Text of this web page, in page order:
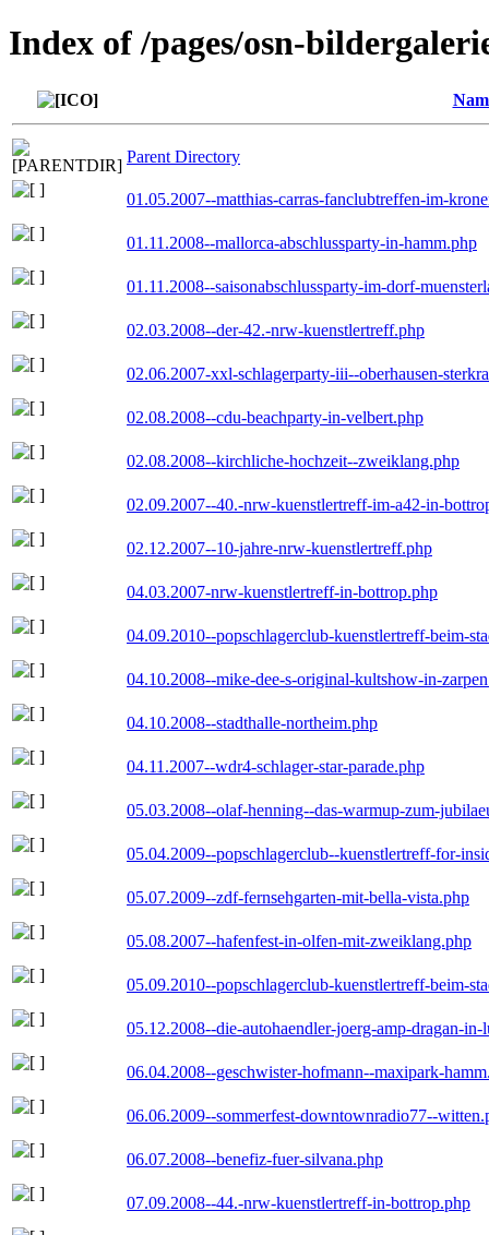
Index of /pages/osn-
Parent Directory
01.05.2007--matthias-carras-fanclubtreffen-im-
01.11.2008--mallorca-abschlussparty-in-hamm.php
01.11.2008--saisonabschlussparty-im-dorf-
02.03.2008--der-42.-nrw-kuenstlertreff.php
02.06.2007-xxl-schlagerparty-iii--oberhausen-
02.08.2008--cdu-beachparty-in-velbert.php
02.08.2008--kirchliche-hochzeit--zweiklang.php
02.09.2007--40.-nrw-kuenstlertreff-im-a42-in-
02.12.2007--10-jahre-nrw-kuenstlertreff.php
04.03.2007-nrw-kuenstlertreff-in-bottrop.php
04.09.2010--popschlagerclub-kuenstlertreff-beim-
04.10.2008--mike-dee-s-original-kultshow-in-
04.10.2008--stadthalle-northeim.php
04.11.2007--wdr4-schlager-star-parade.php
05.03.2008--olaf-henning--das-warmup-zum-
05.04.2009--popschlagerclub--kuenstlertreff-for-
05.07.2009--zdf-fernsehgarten-mit-bella-vista.php
05.08.2007--hafenfest-in-olfen-mit-zweiklang.php
05.09.2010--popschlagerclub-kuenstlertreff-beim-
05.12.2008--die-autohaendler-joerg-amp-dragan-in-
06.04.2008--geschwister-hofmann--maxipark-
06.06.2009--sommerfest-downtownradio77--
06.07.2008--benefiz-fuer-silvana.php
07.09.2008--44.-nrw-kuenstlertreff-in-bottrop.php